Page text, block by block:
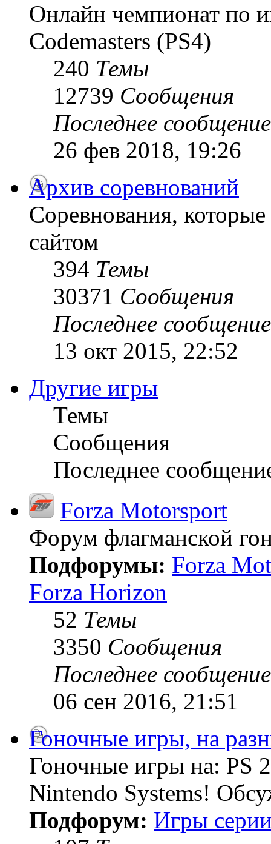
Онлайн чемпионат по
Codemasters (PS4)
240 Темы
12739 Сообщения
Последнее сообщение
26 фев 2018, 19:26
Архив соревнований
Соревнования,
сайтом
394 Темы
30371 Сообщения
Последнее сообщение
13 окт 2015, 22:52
Другие игры
Темы
Сообщения
Последнее
Forza Motorsport
Форум флагманской
Подфорумы: Forza
Forza Horizon
52 Темы
3350 Сообщения
Последнее сообщение
06 сен 2016, 21:51
Гоночные игры, на
Гоночные игры на: PS
Nintendo Systems!
Подфорум: Игры